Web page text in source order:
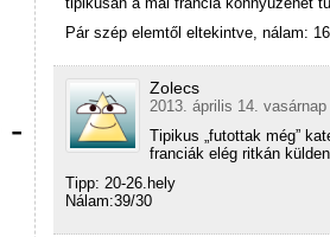
-
Pár szép elemtől eltekintve, nálam:
Zolecs
2013. április 14.
Tipikus „futottak még”
franciák elég ritkán
Tipp: 20-26.hely
Nálam:39/30